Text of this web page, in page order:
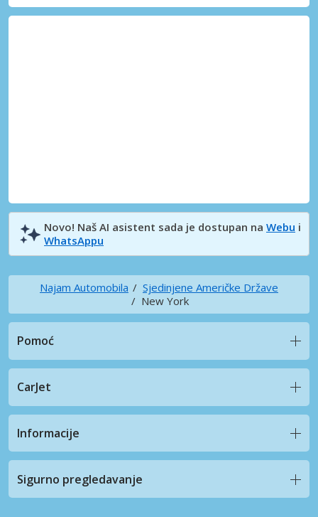
Novo! Naš AI asistent sada je dostupan na Webu i
WhatsAppu
Najam Automobila
Sjedinjene Američke Države
New York
Pomoć
CarJet
Informacije
Sigurno pregledavanje